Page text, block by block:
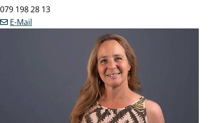
Mobil
079 198 28 13
E-Mail